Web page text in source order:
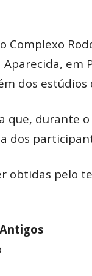
Complexo
Aparecida,
dos estúdios
que, durante
dos
obtidas pelo